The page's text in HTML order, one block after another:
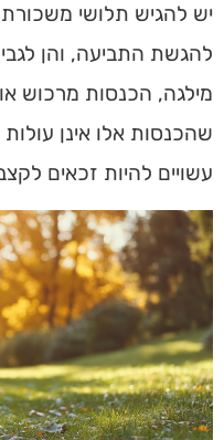
להגשת התביעה, והן
מילגה, הכנסות מרכוש
עשויים להיות זכאים